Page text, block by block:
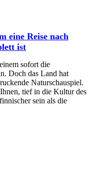
eine Reise nach
ist
sofort die
Doch das Land hat
Naturschauspiel.
tief in die Kultur des
sein als die